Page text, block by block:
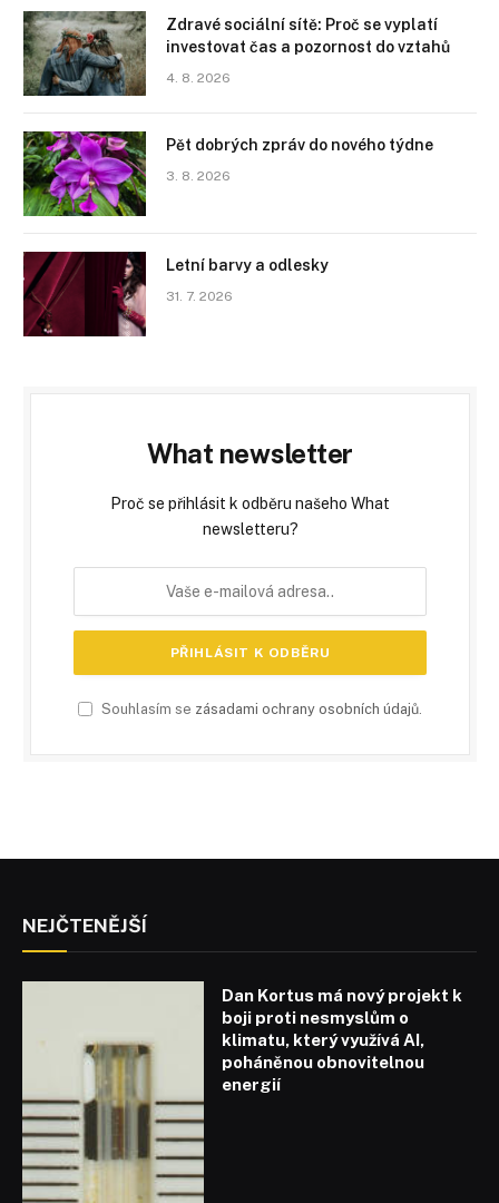
Zdravé sociální sítě: Proč se vyplatí
investovat čas a pozornost do vztahů
4. 8. 2026
Pět dobrých zpráv do nového týdne
3. 8. 2026
Letní barvy a odlesky
31. 7. 2026
What newsletter
Proč se přihlásit k odběru našeho What
newsletteru?
Souhlasím se zásadami ochrany osobních údajů.
NEJČTENĚJŠÍ
Dan Kortus má nový projekt k
boji proti nesmyslům o
klimatu, který využívá AI,
poháněnou obnovitelnou
energií